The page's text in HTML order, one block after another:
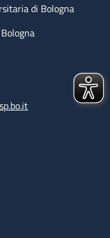
di Bologna